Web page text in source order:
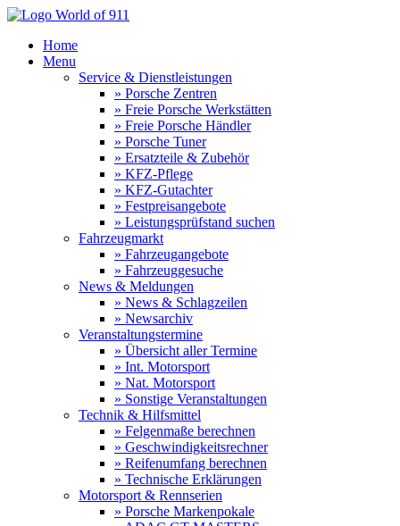
Home
Menu
Service & Dienstleistungen
» Porsche Zentren
» Freie Porsche Werkstätten
» Freie Porsche Händler
» Porsche Tuner
» Ersatzteile & Zubehör
» KFZ-Pflege
» KFZ-Gutachter
» Festpreisangebote
» Leistungsprüfstand suchen
Fahrzeugmarkt
» Fahrzeugangebote
» Fahrzeuggesuche
News & Meldungen
» News & Schlagzeilen
» Newsarchiv
Veranstaltungstermine
» Übersicht aller Termine
» Int. Motorsport
» Nat. Motorsport
» Sonstige Veranstaltungen
Technik & Hilfsmittel
» Felgenmaße berechnen
» Geschwindigkeitsrechner
» Reifenumfang berechnen
» Technische Erklärungen
Motorsport & Rennserien
» Porsche Markenpokale